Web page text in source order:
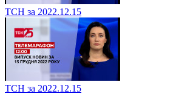
ТСН за 2022.12.15
ТСН за 2022.12.15